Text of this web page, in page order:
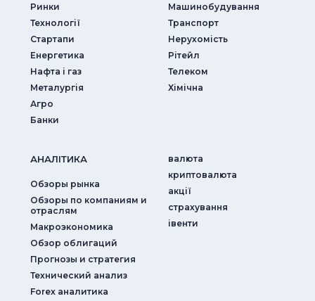
Ринки
Технології
Стартапи
Енергетика
Нафта і газ
Металургія
Агро
Банки
Машинобудування
Транспорт
Нерухомість
Рітейл
Телеком
Хімічна
АНАЛIТИКА
Обзоры рынка
Обзоры по компаниям и
отраслям
Макроэкономика
Обзор облигаций
Прогнозы и стратегия
Технический анализ
Forex аналитика
валюта
криптовалюта
акції
страхування
iвенти